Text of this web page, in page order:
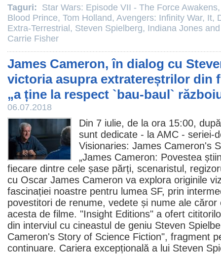
Taguri: Star Wars: Episode VII - The Force Awakens
Blood Prince, Tom Holland, Avengers: Infinity War, It,
Extra-Terrestrial , Steven Spielberg, Indiana Jones
Carrie Fisher
James Cameron, în dialog cu
victoria asupra extratereștrilor din
„a ține la respect `bau-baul`
06.07.2018
Din 7 iulie, de la ora 15:00,
sunt dedicate - la AMC - seriei-
Visionaries: James Cameron's
„James Cameron: Povestea
fiecare dintre cele șase părți, scenaristul,
cu Oscar James Cameron va explora originile
fascinației noastre pentru lumea SF, prin
povestitori de renume, vedete și nume ale
acesta de filme. "Insight Editions" a ofert
din interviul cu cineastul de geniu Steven
Cameron's Story of Science Fiction", fragment
continuare. Cariera excepțională a lui Steven